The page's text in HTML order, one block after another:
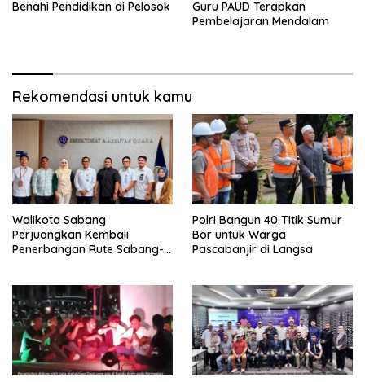
Benahi Pendidikan di Pelosok
Guru PAUD Terapkan
Pembelajaran Mendalam
Rekomendasi untuk kamu
Walikota Sabang
Perjuangkan Kembali
Penerbangan Rute Sabang-
Polri Bangun 40 Titik Sumur
Bor untuk Warga
Pascabanjir di Langsa